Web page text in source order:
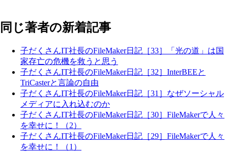
同じ著者の新着記事
子だくさんIT社長のFileMaker日記［33］「光の道」は国
家存亡の危機を救うと思う
子だくさんIT社長のFileMaker日記［32］InterBEEと
TriCasterと言論の自由
子だくさんIT社長のFileMaker日記［31］なぜソーシャル
メディアに入れ込むのか
子だくさんIT社長のFileMaker日記［30］FileMakerで人々
を幸せに！（2）
子だくさんIT社長のFileMaker日記［29］FileMakerで人々
を幸せに！（1）